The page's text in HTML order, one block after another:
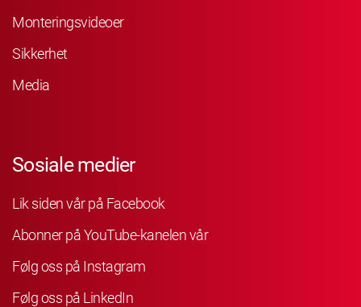
Monteringsvideoer
Sikkerhet
Media
Sosiale medier
Lik siden vår på Facebook
Abonner på YouTube-kanelen vår
Følg oss på Instagram
Følg oss på LinkedIn